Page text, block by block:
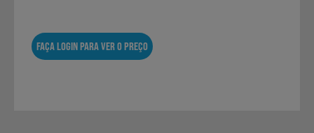
FAÇA LOGIN PARA VER O PREÇO